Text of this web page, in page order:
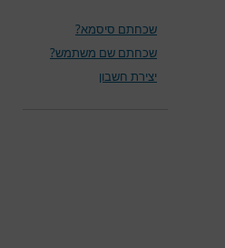
שכחתם סיסמא?
שכחתם שם משתמש?
יצירת חשבון